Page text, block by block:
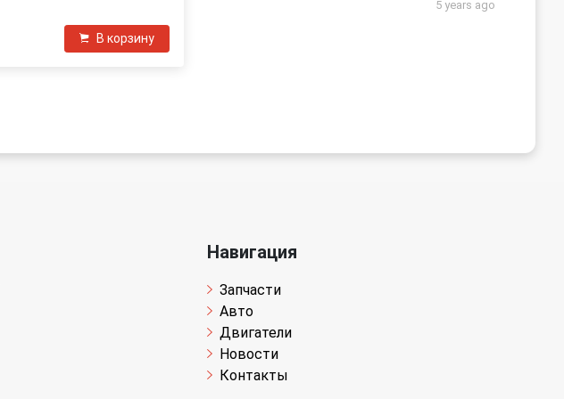
В корзину
5 years ago
Навигация
Запчасти
Авто
Двигатели
Новости
Контакты